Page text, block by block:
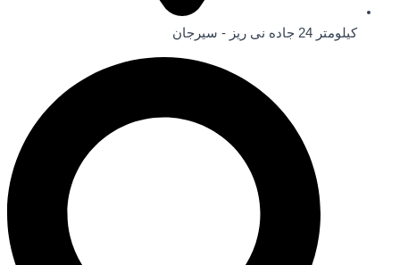
کیلومتر 24 جاده نی ریز - سیرجان